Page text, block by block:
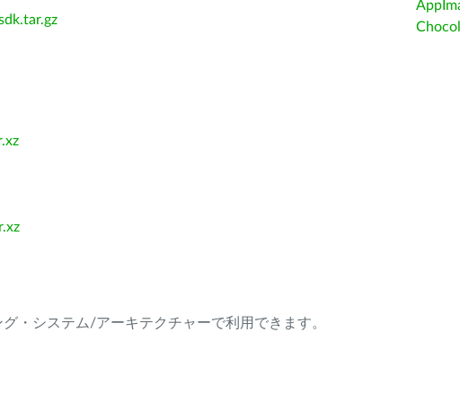
・システム/アーキテクチャーで利用できます。